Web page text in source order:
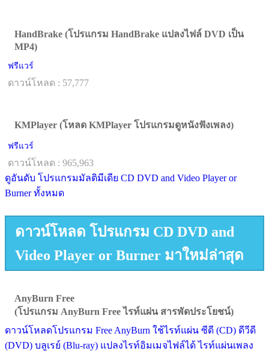
HandBrake (โปรแกรม HandBrake แปลงไฟล์ DVD เป็น
MP4)
ฟรีแวร์
ดาวน์โหลด : 57,777
KMPlayer (โหลด KMPlayer โปรแกรมดูหนังฟังเพลง)
ฟรีแวร์
ดาวน์โหลด : 965,963
ดูอันดับ โปรแกรมมัลติมีเดีย CD DVD and Video Player or
Burner ทั้งหมด
ดาวน์โหลด โปรแกรม CD DVD and
Video Player or Burner มาใหม่ล่าสุด
AnyBurn Free
(โปรแกรม AnyBurn Free ไรท์แผ่น สารพัดประโยชน์)
ดาวน์โหลดโปรแกรม Free AnyBurn ใช้ไรท์แผ่น ซีดี (CD) ดีวีดี
(DVD) บลูเรย์ (Blu-ray) แปลงไรท์อิมเมจไฟล์ได้ ไรท์แผ่นเพลง